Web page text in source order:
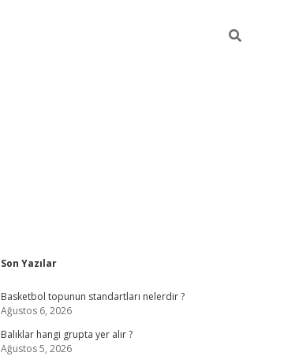
Sidebar
Son Yazılar
Basketbol topunun standartları nelerdir ?
Ağustos 6, 2026
Balıklar hangi grupta yer alır ?
Ağustos 5, 2026